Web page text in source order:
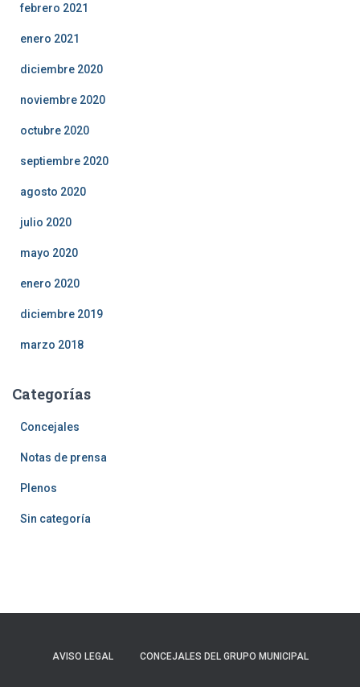
febrero 2021
enero 2021
diciembre 2020
noviembre 2020
octubre 2020
septiembre 2020
agosto 2020
julio 2020
mayo 2020
enero 2020
diciembre 2019
marzo 2018
Categorías
Concejales
Notas de prensa
Plenos
Sin categoría
AVISO LEGAL CONCEJALES DEL GRUPO MUNICIPAL